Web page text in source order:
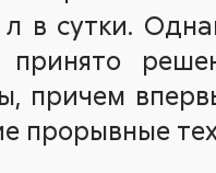
в сутки.
причем
прорывные